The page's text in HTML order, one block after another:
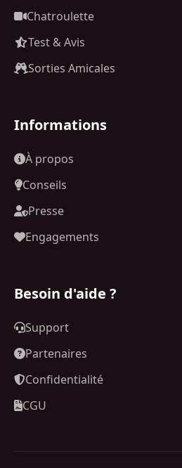
Chatroulette
Test & Avis
Sorties Amicales
Informations
À propos
Conseils
Presse
Engagements
Besoin d'aide ?
Support
Partenaires
Confidentialité
CGU